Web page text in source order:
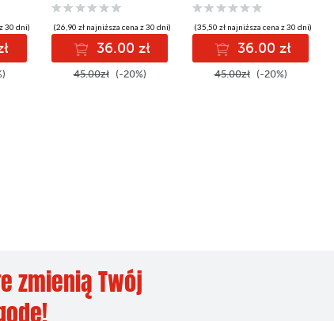
30 dni) (26,90 zł najniższa cena z 30 dni)
36.00 zł
45.00zł (-20%)
(35,50 zł najniższa cena z 30 dni)
36.00 zł
45.00zł (-20%)
zmienią Twój